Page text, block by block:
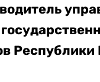
Республики